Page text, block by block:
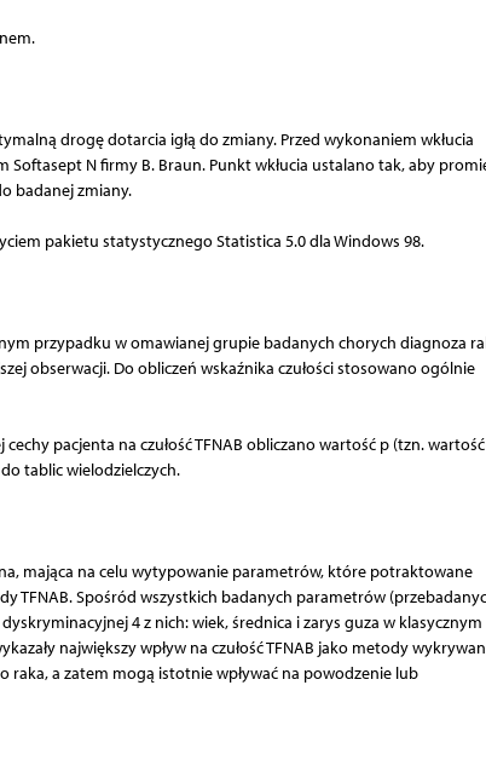
drogę dotarcia igłą do zmiany. Przed wykonaniem wkłucia
N firmy B. Braun. Punkt wkłucia ustalano tak, aby
badanej zmiany.
pakietu statystycznego Statistica 5.0 dla Windows 98.
przypadku w omawianej grupie badanych chorych diagnoza
obserwacji. Do obliczeń wskaźnika czułości stosowano ogólnie
pacjenta na czułość TFNAB obliczano wartość p (tzn. wartość
tablic wielodzielczych.
mająca na celu wytypowanie parametrów, które potraktowane
TFNAB. Spośród wszystkich badanych parametrów
4 z nich: wiek, średnica i zarys guza w klasycznym
największy wpływ na czułość TFNAB jako metody
raka, a zatem mogą istotnie wpływać na powodzenie lub